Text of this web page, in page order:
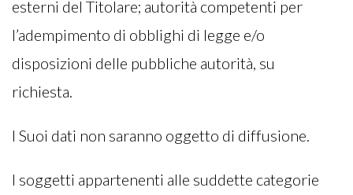
esterni del Titolare; autorità competenti per
l’adempimento di obblighi di legge e/o
disposizioni delle pubbliche autorità, su
richiesta.
I Suoi dati non saranno oggetto di diffusione.
I soggetti appartenenti alle suddette categorie